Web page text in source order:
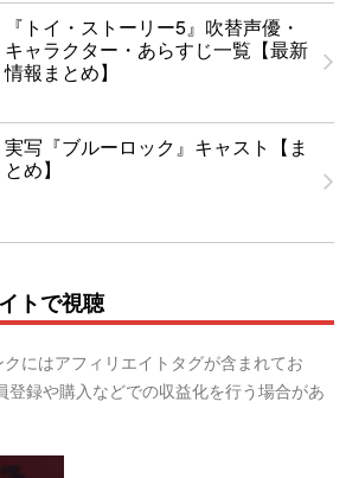
『トイ・ストーリー5』吹替声優・
キャラクター・あらすじ一覧【最新
情報まとめ】
実写『ブルーロック』キャスト【ま
とめ】
トで視聴
にはアフィリエイトタグが含まれてお
登録や購入などでの収益化を行う場合があ